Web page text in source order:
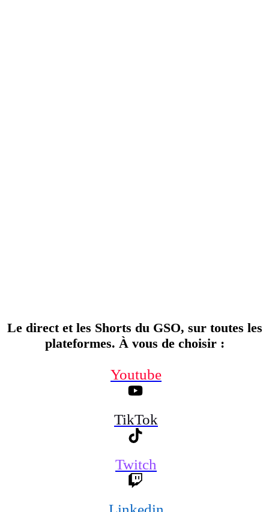
Le direct et les Shorts du GSO, sur toutes les
plateformes. À vous de choisir:
Youtube
TikTok
Twitch